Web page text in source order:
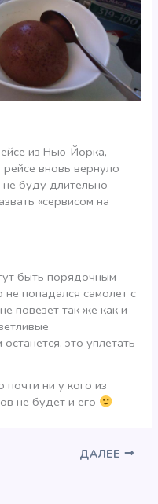
из Нью-Йорка,
вновь вернуло
буду длительно
«сервисом на
быть порядочным
попадался самолет с
повезет так же как и
это уплетать
ни у кого из
не будет и его
ДАЛЕЕ